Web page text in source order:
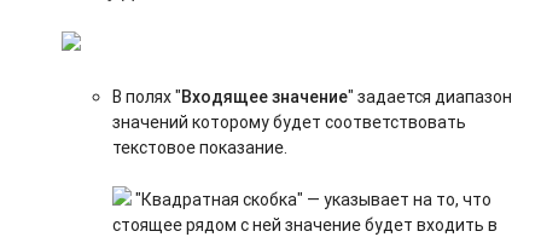
В полях "Входящее значение" задается диапазон
значений которому будет соответствовать
текстовое показание.
"Квадратная скобка" — указывает на то, что
стоящее рядом с ней значение будет входить в